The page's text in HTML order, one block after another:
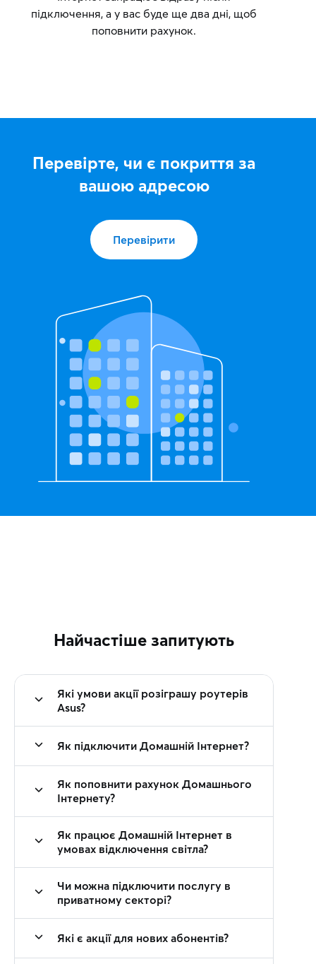
підключення, а у вас буде ще два дні, щоб
поповнити рахунок.
Перевірте, чи є покриття за
вашою адресою
Перевірити
Найчастіше запитують
Які умови акції розіграшу роутерів
Asus?
Як підключити Домашній Інтернет?
Як поповнити рахунок Домашнього
Інтернету?
Як працює Домашній Інтернет в
умовах відключення світла?
Чи можна підключити послугу в
приватному секторі?
Які є акції для нових абонентів?